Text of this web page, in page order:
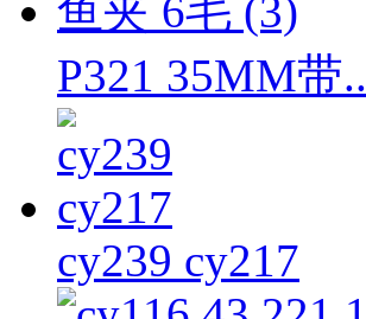
P321 35MM带
cy239 cy217